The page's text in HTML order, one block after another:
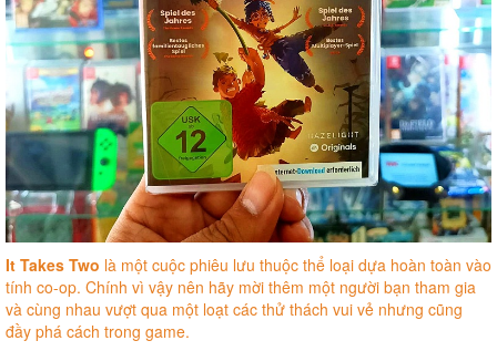
It Takes Two là một cuộc phiêu lưu thuộc thể loại dựa hoàn toàn vào
tính co-op. Chính vì vậy nên hãy mời thêm một người bạn tham gia
và cùng nhau vượt qua một loạt các thử thách vui vẻ nhưng cũng
đầy phá cách trong game.